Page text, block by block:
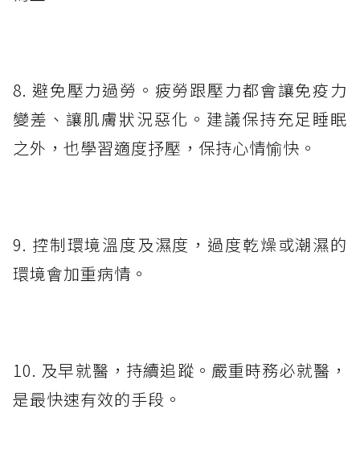
8. 避免壓力過勞。疲勞跟壓力都會讓免疫力
變差、讓肌膚狀況惡化。建議保持充足睡眠
之外，也學習適度抒壓，保持心情愉快。
9. 控制環境溫度及濕度，過度乾燥或潮濕的
環境會加重病情。
10. 及早就醫，持續追蹤。嚴重時務必就醫，
是最快速有效的手段。